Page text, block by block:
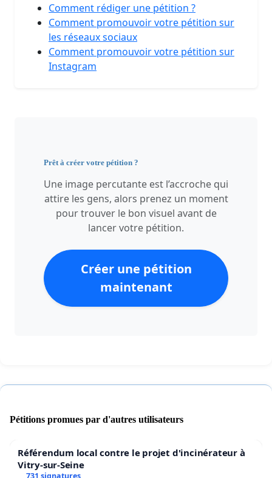
Comment rédiger une pétition ?
Comment promouvoir votre pétition sur
les réseaux sociaux
Comment promouvoir votre pétition sur
Instagram
Prêt à créer votre pétition ?
Une image percutante est l’accroche qui
attire les gens, alors prenez un moment
pour trouver le bon visuel avant de
lancer votre pétition.
Créer une pétition
maintenant
Pétitions promues par d'autres utilisateurs
Référendum local contre le projet d'incinérateur à
Vitry-sur-Seine